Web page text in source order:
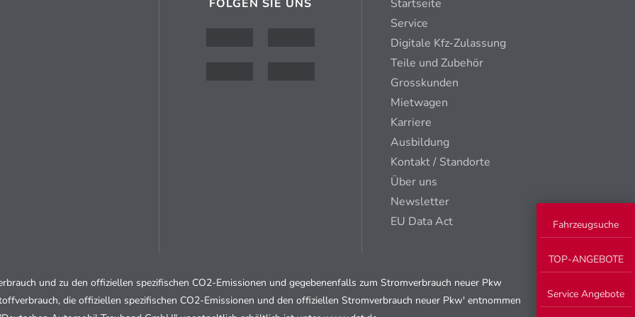
Fahrzeugsuche
TOP-ANGEBOTE
Service Angebote
FOLGEN SIE UNS
Startseite
Service
Digitale Kfz-Zulassung
Teile und Zubehör
Grosskunden
Mietwagen
Karriere
Ausbildung
Kontakt / Standorte
Über uns
Newsletter
EU Data Act
und zu den offiziellen spezifischen CO2-Emissionen und gegebenenfalls zum Stromverbrauch neuer Pkw
die offiziellen spezifischen CO2-Emissionen und den offiziellen Stromverbrauch neuer Pkw' entnommen